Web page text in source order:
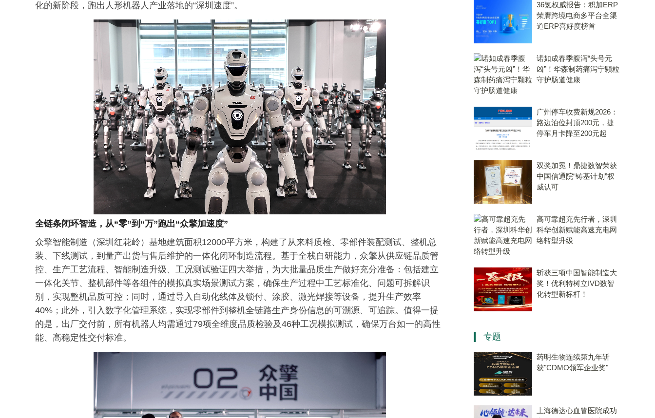
化的新阶段，跑出人形机器人产业落地的“深圳速度”。
全链条闭环智造，从“零”到“万”跑出“众擎加速度”
众擎智能制造（深圳红花岭）基地建筑面积12000平方米，构建了从来料质检、零部件装配测试、整机总
装、下线测试，到量产出货与售后维护的一体化闭环制造流程。基于全栈自研能力，众擎从供应链品质管
控、生产工艺流程、智能制造升级、工况测试验证四大举措，为大批量品质生产做好充分准备：包括建立
一体化关节、整机部件等各组件的模拟真实场景测试方案，确保生产过程中工艺标准化、问题可拆解识
别，实现整机品质可控；同时，通过导入自动化线体及锁付、涂胶、激光焊接等设备，提升生产效率
40%；此外，引入数字化管理系统，实现零部件到整机全链路生产身份信息的可溯源、可追踪。值得一提
的是，出厂交付前，所有机器人均需通过79项全维度品质检验及46种工况模拟测试，确保万台如一的高性
能、高稳定性交付标准。
36氪权威报告：积加ERP
荣膺跨境电商多平台全渠
道ERP喜好度榜首
诺如成春季腹泻“头号元
凶”！华森制药痛泻宁颗粒
守护肠道健康
广州停车收费新规2026：
路边泊位封顶200元，捷
停车月卡降至200元起
双奖加冕！鼎捷数智荣获
中国信通院“铸基计划”权
威认可
高可靠超充先行者，深圳
科华创新赋能高速充电网
络转型升级
斩获三项中国智能制造大
奖！优利特树立IVD数智
化转型新标杆！
专题
药明生物连续第九年斩
获"CDMO领军企业奖"
上海德达心血管医院成功